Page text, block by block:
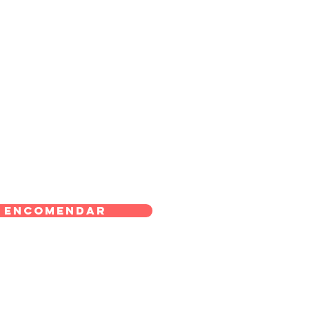
Encomendar